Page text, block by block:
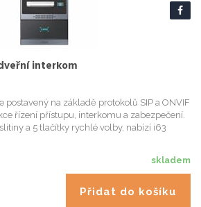
interkom
postavený na základě protokolů SIP a ONVIF
řízení přístupu, interkomu a zabezpečení.
a 5 tlačítky rychlé volby, nabízí i63
skladem
Přidat do košíku